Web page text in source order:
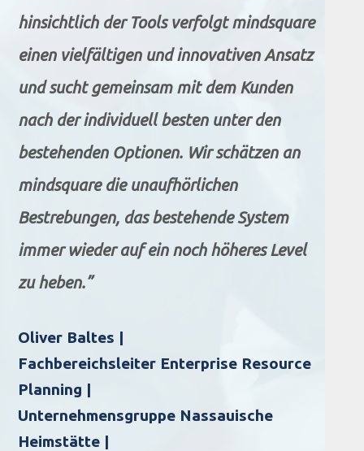
hinsichtlich der Tools verfolgt mindsquare
einen vielfältigen und innovativen Ansatz
und sucht gemeinsam mit dem Kunden
nach der individuell besten unter den
bestehenden Optionen. Wir schätzen an
mindsquare die unaufhörlichen
Bestrebungen, das bestehende System
immer wieder auf ein noch höheres Level
zu heben.”
Oliver Baltes |
Fachbereichsleiter Enterprise Resource
Planning |
Unternehmensgruppe Nassauische
Heimstätte |